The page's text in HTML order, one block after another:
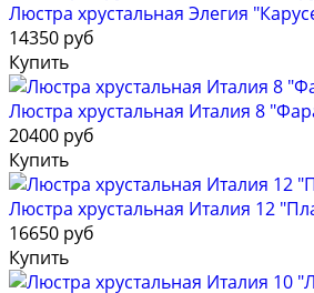
Люстра хрустальная Элегия
14350 руб
Купить
Люстра хрустальная Италия 8
20400 руб
Купить
Люстра хрустальная Италия 12
16650 руб
Купить